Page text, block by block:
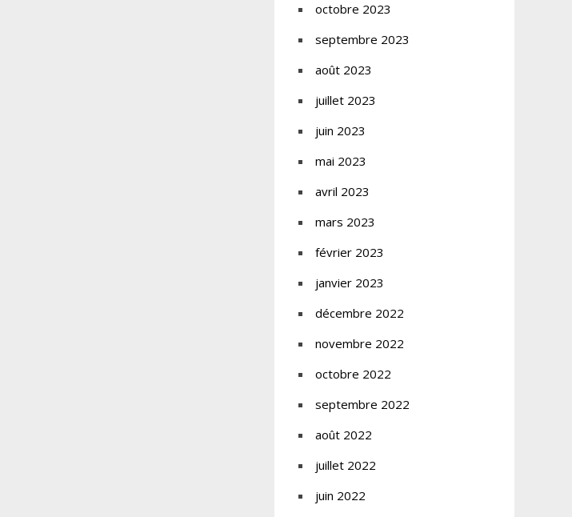
octobre 2023
septembre 2023
août 2023
juillet 2023
juin 2023
mai 2023
avril 2023
mars 2023
février 2023
janvier 2023
décembre 2022
novembre 2022
octobre 2022
septembre 2022
août 2022
juillet 2022
juin 2022